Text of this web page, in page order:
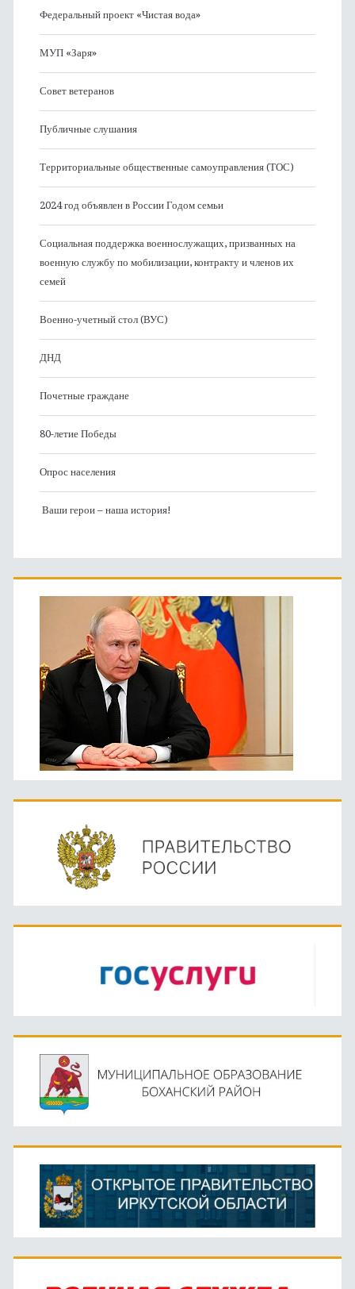
Федеральный проект «Чистая вода»
МУП «Заря»
Совет ветеранов
Публичные слушания
Территориальные общественные самоуправления (ТОС)
2024 год объявлен в России Годом семьи
Социальная поддержка военнослужащих, призванных на
военную службу по мобилизации, контракту и членов их
семей
Военно-учетный стол (ВУС)
ДНД
Почетные граждане
80-летие Победы
Опрос населения
Ваши герои – наша история!